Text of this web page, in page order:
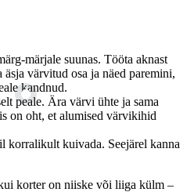
märjale suunas. Tööta aknast
värvitud osa ja näed paremini,
kandnud.
peale. Ära värvi ühte ja sama
on oht, et alumised värvikihid
korralikult kuivada. Seejärel kanna
korter on niiske või liiga külm –